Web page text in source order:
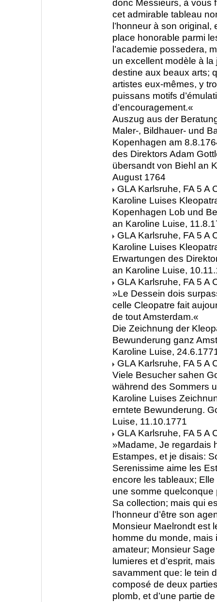
donc Messieurs, à vous
cet admirable tableau
l’honneur à son original,
place honorable parmi
l’academie possedera,
un excellent modèle à
destine aux beaux arts;
artistes eux-mêmes, y
puissans motifs
d’encouragement.«
Auszug aus der
Maler-, Bildhauer- und
Kopenhagen am
des Direktors Adam
übersandt von Biehl an
August 1764
GLA Karlsruhe, FA 5 A
Karoline Luises
Kopenhagen Lob und
an Karoline Luise,
GLA Karlsruhe, FA 5 A
Karoline Luises
Erwartungen des
an Karoline Luise,
GLA Karlsruhe, FA 5 A
»Le Dessein dois
celle Cleopatre fait
de tout Amsterdam.«
Die Zeichnung der
Bewunderung ganz
Karoline Luise,
GLA Karlsruhe, FA 5 A
Viele Besucher sahen
während des Sommers
Karoline Luises
erntete Bewunderung.
Luise, 11.10.1771
GLA Karlsruhe, FA 5 A
»Madame, Je regardais
Estampes, et je disais:
Serenissime aime les
encore les tableaux;
une somme quelconque
Sa collection; mais qui
l’honneur d’être son
Monsieur Maelrondt est
homme du monde, mais
amateur; Monsieur
lumieres et d’esprit,
savamment que: le tein
composé de deux
plomb, et d’une partie